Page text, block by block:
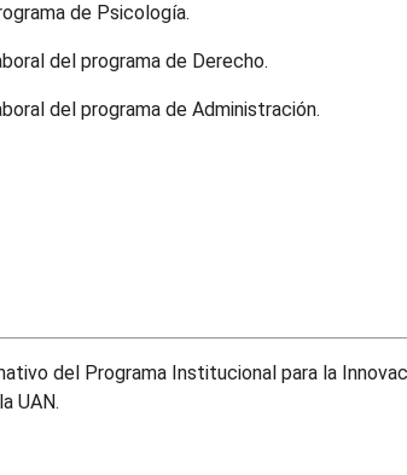
de Psicología.
del programa de Derecho.
del programa de Administración.
del Programa Institucional para la
UAN.